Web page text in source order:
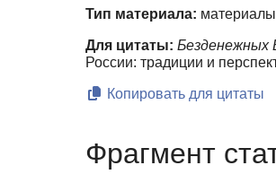
Тип материала:
Для цитаты: Безденежных
России: традиции и
Копировать для цитаты
Фрагмент